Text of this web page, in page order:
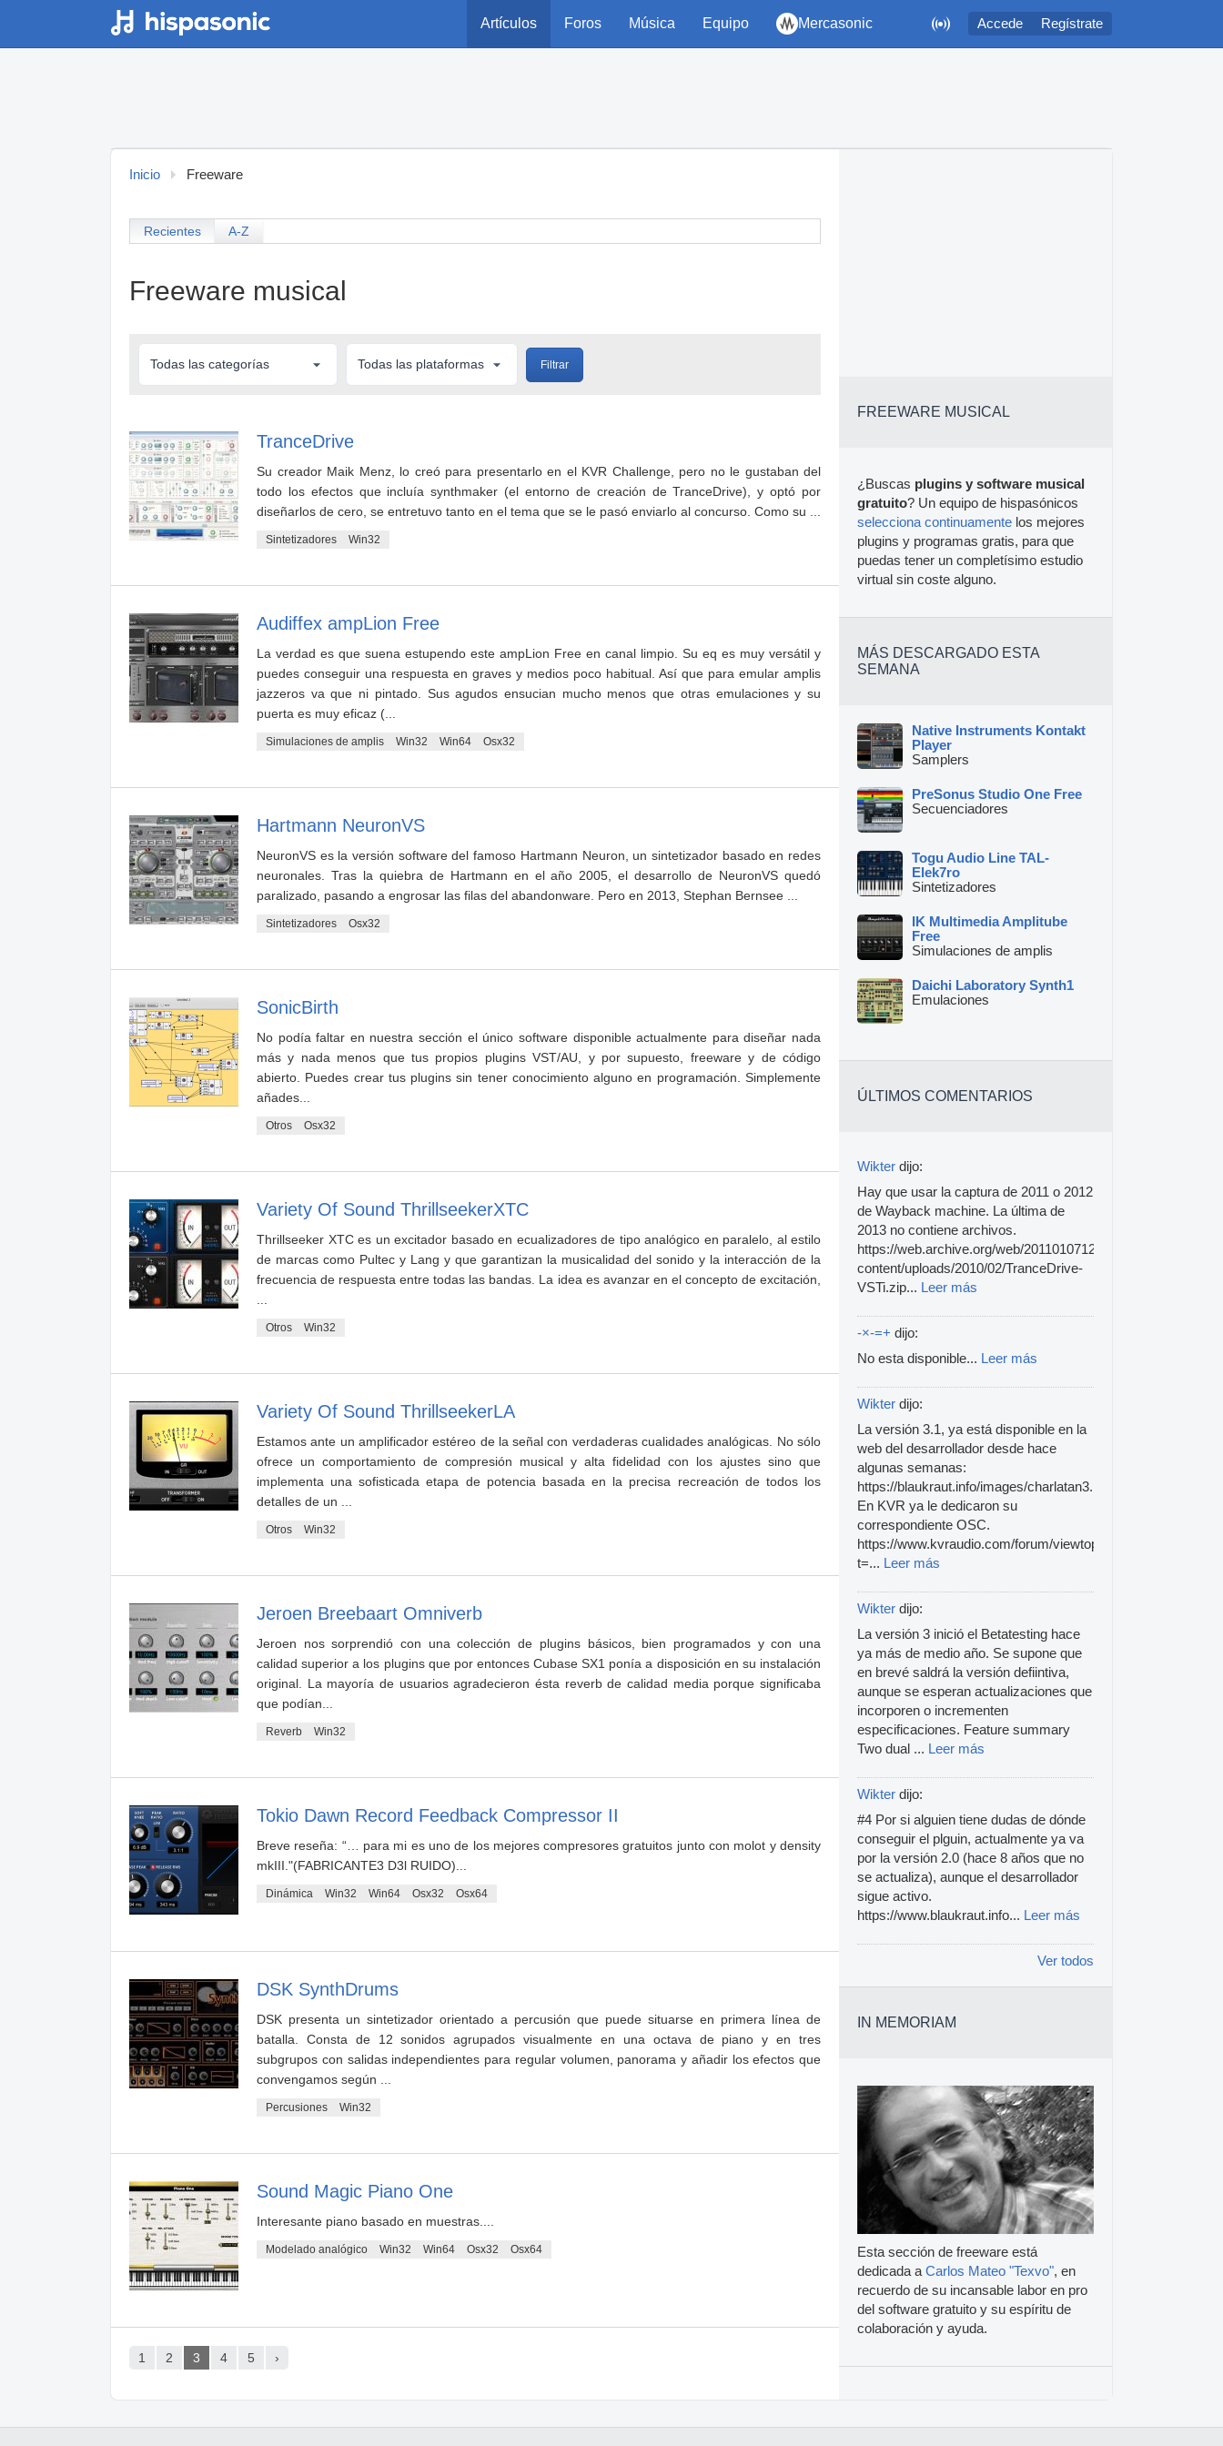
 Accede Regístrate
Artículos Foros Música Equipo Mercasonic
Inicio Freeware
Recientes A-Z
Freeware musical
Filtrar
TranceDrive
Su creador Maik Menz, lo creó para presentarlo en el KVR Challenge, pero no le gustaban del
todo los efectos que incluía synthmaker (el entorno de creación de TranceDrive), y optó por
diseñarlos de cero, se entretuvo tanto en el tema que se le pasó enviarlo al concurso. Como su ...
Sintetizadores Win32
Audiffex ampLion Free
La verdad es que suena estupendo este ampLion Free en canal limpio. Su eq es muy versátil y
puedes conseguir una respuesta en graves y medios poco habitual. Así que para emular amplis
jazzeros va que ni pintado. Sus agudos ensucian mucho menos que otras emulaciones y su
puerta es muy eficaz (...
Simulaciones de amplis Win32 Win64 Osx32
Hartmann NeuronVS
NeuronVS es la versión software del famoso Hartmann Neuron, un sintetizador basado en redes
neuronales. Tras la quiebra de Hartmann en el año 2005, el desarrollo de NeuronVS quedó
paralizado, pasando a engrosar las filas del abandonware. Pero en 2013, Stephan Bernsee ...
Sintetizadores Osx32
SonicBirth
No podía faltar en nuestra sección el único software disponible actualmente para diseñar nada
más y nada menos que tus propios plugins VST/AU, y por supuesto, freeware y de código
abierto. Puedes crear tus plugins sin tener conocimiento alguno en programación. Simplemente
añades...
Otros Osx32
Variety Of Sound ThrillseekerXTC
Thrillseeker XTC es un excitador basado en ecualizadores de tipo analógico en paralelo, al estilo
de marcas como Pultec y Lang y que garantizan la musicalidad del sonido y la interacción de la
frecuencia de respuesta entre todas las bandas. La idea es avanzar en el concepto de excitación,
Otros Win32
Variety Of Sound ThrillseekerLA
Estamos ante un amplificador estéreo de la señal con verdaderas cualidades analógicas. No sólo
ofrece un comportamiento de compresión musical y alta fidelidad con los ajustes sino que
implementa una sofisticada etapa de potencia basada en la precisa recreación de todos los
detalles de un ...
Otros Win32
Jeroen Breebaart Omniverb
Jeroen nos sorprendió con una colección de plugins básicos, bien programados y con una
calidad superior a los plugins que por entonces Cubase SX1 ponía a disposición en su instalación
original. La mayoría de usuarios agradecieron ésta reverb de calidad media porque significaba
que podían...
Reverb Win32
Tokio Dawn Record Feedback Compressor II
Breve reseña: “… para mi es uno de los mejores compresores gratuitos junto con molot y density
mkIII."(FABRICANTE3 D3l RUIDO)...
Dinámica Win32 Win64 Osx32 Osx64
DSK SynthDrums
DSK presenta un sintetizador orientado a percusión que puede situarse en primera línea de
batalla. Consta de 12 sonidos agrupados visualmente en una octava de piano y en tres
subgrupos con salidas independientes para regular volumen, panorama y añadir los efectos que
convengamos según ...
Percusiones Win32
Sound Magic Piano One
Interesante piano basado en muestras....
Modelado analógico Win32 Win64 Osx32 Osx64
1 2 3 4 5 ›
FREEWARE MUSICAL
¿Buscas plugins y software musical
gratuito? Un equipo de hispasónicos
selecciona continuamente los mejores
plugins y programas gratis, para que
puedas tener un completísimo estudio
virtual sin coste alguno.
MÁS DESCARGADO ESTA
SEMANA
Native Instruments Kontakt
Player
Samplers
PreSonus Studio One Free
Secuenciadores
Togu Audio Line TAL-
Elek7ro
Sintetizadores
IK Multimedia Amplitube
Free
Simulaciones de amplis
Daichi Laboratory Synth1
Emulaciones
ÚLTIMOS COMENTARIOS
Wikter dijo:
Hay que usar la captura de 2011 o 2012
de Wayback machine. La última de
2013 no contiene archivos.
https://web.archive.org/web/20110107122733/http://
content/uploads/2010/02/TranceDrive-
VSTi.zip... Leer más
-×-=+ dijo:
No esta disponible... Leer más
Wikter dijo:
La versión 3.1, ya está disponible en la
web del desarrollador desde hace
algunas semanas:
https://blaukraut.info/images/charlatan3.png
En KVR ya le dedicaron su
correspondiente OSC.
https://www.kvraudio.com/forum/viewtopic.php?
t=... Leer más
Wikter dijo:
La versión 3 inició el Betatesting hace
ya más de medio año. Se supone que
en brevé saldrá la versión defiintiva,
aunque se esperan actualizaciones que
incorporen o incrementen
especificaciones. Feature summary
Two dual ... Leer más
Wikter dijo:
#4 Por si alguien tiene dudas de dónde
conseguir el plguin, actualmente ya va
por la versión 2.0 (hace 8 años que no
se actualiza), aunque el desarrollador
sigue activo.
https://www.blaukraut.info... Leer más
Ver todos
IN MEMORIAM
Esta sección de freeware está
dedicada a Carlos Mateo "Texvo", en
recuerdo de su incansable labor en pro
del software gratuito y su espíritu de
colaboración y ayuda.